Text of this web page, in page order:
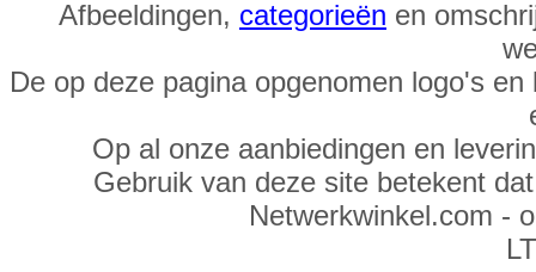
Afbeeldingen, categorieën en
De op deze pagina opgenomen logo's
Op al onze aanbiedingen en
Gebruik van deze site betekent
Netwerkwinkel.com -